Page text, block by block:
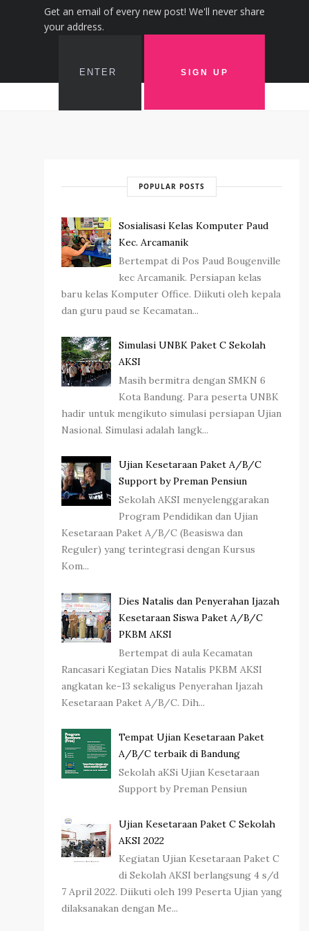
Get an email of every new post! We'll never share
your address.
POPULAR POSTS
Sosialisasi Kelas Komputer Paud
Kec. Arcamanik
Bertempat di Pos Paud Bougenville
kec Arcamanik. Persiapan kelas
baru kelas Komputer Office. Diikuti oleh kepala
dan guru paud se Kecamatan...
Simulasi UNBK Paket C Sekolah
AKSI
Masih bermitra dengan SMKN 6
Kota Bandung. Para peserta UNBK
hadir untuk mengikuto simulasi persiapan Ujian
Nasional. Simulasi adalah langk...
Ujian Kesetaraan Paket A/B/C
Support by Preman Pensiun
Sekolah AKSI menyelenggarakan
Program Pendidikan dan Ujian
Kesetaraan Paket A/B/C (Beasiswa dan
Reguler) yang terintegrasi dengan Kursus
Kom...
Dies Natalis dan Penyerahan Ijazah
Kesetaraan Siswa Paket A/B/C
PKBM AKSI
Bertempat di aula Kecamatan
Rancasari Kegiatan Dies Natalis PKBM AKSI
angkatan ke-13 sekaligus Penyerahan Ijazah
Kesetaraan Paket A/B/C. Dih...
Tempat Ujian Kesetaraan Paket
A/B/C terbaik di Bandung
Sekolah aKSi Ujian Kesetaraan
Support by Preman Pensiun
Ujian Kesetaraan Paket C Sekolah
AKSI 2022
Kegiatan Ujian Kesetaraan Paket C
di Sekolah AKSI berlangsung 4 s/d
7 April 2022. Diikuti oleh 199 Peserta Ujian yang
dilaksanakan dengan Me...